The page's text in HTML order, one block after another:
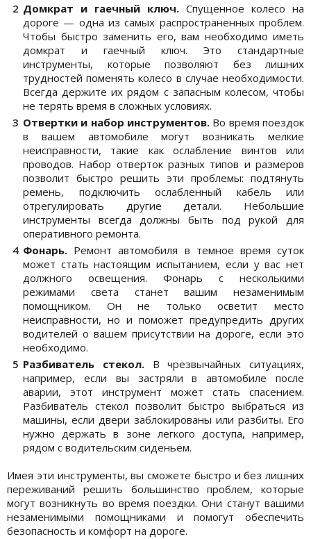
Домкрат и гаечный ключ. Спущенное колесо на
дороге — одна из самых распространенных проблем.
Чтобы быстро заменить его, вам необходимо иметь
домкрат и гаечный ключ. Это стандартные
инструменты, которые позволяют без лишних
трудностей поменять колесо в случае необходимости.
Всегда держите их рядом с запасным колесом, чтобы
не терять время в сложных условиях.
Отвертки и набор инструментов. Во время поездок
в вашем автомобиле могут возникать мелкие
неисправности, такие как ослабление винтов или
проводов. Набор отверток разных типов и размеров
позволит быстро решить эти проблемы: подтянуть
ремень, подключить ослабленный кабель или
отрегулировать другие детали. Небольшие
инструменты всегда должны быть под рукой для
оперативного ремонта.
Фонарь. Ремонт автомобиля в темное время суток
может стать настоящим испытанием, если у вас нет
должного освещения. Фонарь с несколькими
режимами света станет вашим незаменимым
помощником. Он не только осветит место
неисправности, но и поможет предупредить других
водителей о вашем присутствии на дороге, если это
необходимо.
Разбиватель стекол. В чрезвычайных ситуациях,
например, если вы застряли в автомобиле после
аварии, этот инструмент может стать спасением.
Разбиватель стекол позволит быстро выбраться из
машины, если двери заблокированы или разбиты. Его
нужно держать в зоне легкого доступа, например,
рядом с водительским сиденьем.
Имея эти инструменты, вы сможете быстро и без лишних
переживаний решить большинство проблем, которые
могут возникнуть во время поездки. Они станут вашими
незаменимыми помощниками и помогут обеспечить
безопасность и комфорт на дороге.